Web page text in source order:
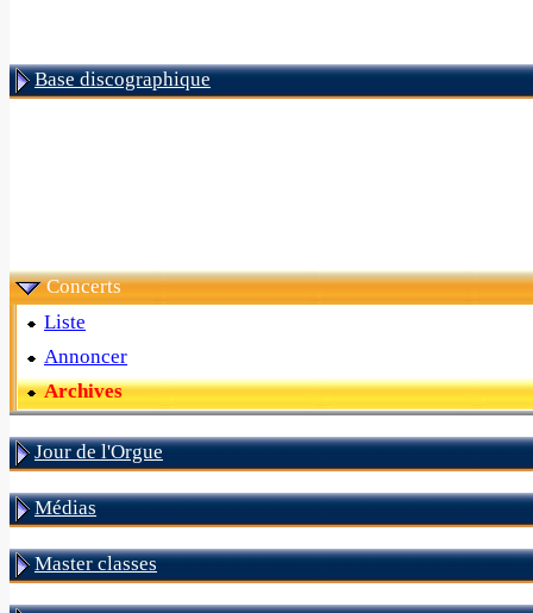
Base discographique
Concerts
Liste
Annoncer
Archives
Jour de l'Orgue
Médias
Master classes